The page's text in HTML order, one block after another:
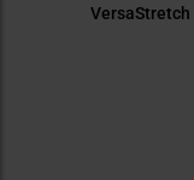
VersaStretch